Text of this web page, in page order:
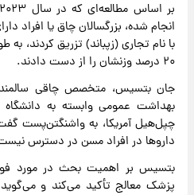
انجام شده، بزرگسالان چاق یا افراد
۲۰ درصد وزنشان را از دست دادند.
جان بتسیس، متخصص چاقی
بهداشت عمومی وابسته به دانشگاه
چپل‌هیل آمریکا، به واشنگتن‌پست
داروها در افراد مسن در دسترس
بتسیس بر اهمیت بحث در مورد
پزشک معالج تأکید می‌کند و